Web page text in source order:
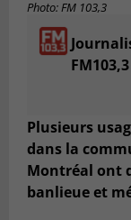
Photo: FM 103,3
FM103,3
Plusieurs
dans la
Montréal ont
banlieue et